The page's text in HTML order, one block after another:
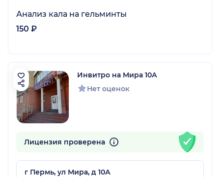
Анализ кала на гельминты
150 ₽
Инвитро на Мира 10А
Нет оценок
Лицензия проверена
г Пермь, ул Мира, д 10А